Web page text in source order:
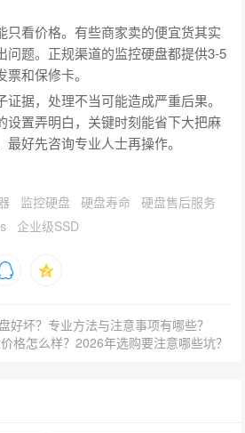
只看价格。有些商家卖的便宜货其实
问题。正规渠道的监控硬盘都提供3-5
和保修卡。
据，处理不当可能造成严重后果。
设置弄明白，关键时刻能省下大把麻
好先咨询专业人士再操作。
监控硬盘 硬盘寿命
硬盘售后服务
企业级SSD
好坏？专业方法与注意事项有哪些？
格怎么样？2026年选购要注意哪些坑？